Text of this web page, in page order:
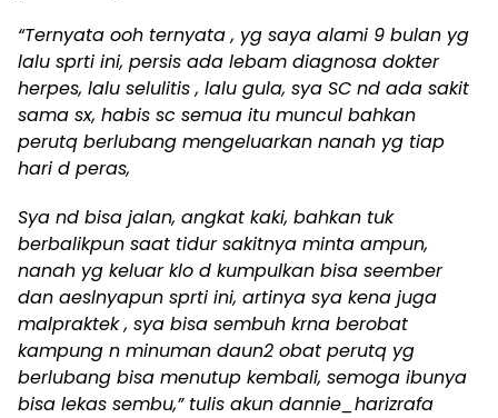
“Ternyata ooh ternyata , yg saya alami 9 bulan yg
lalu sprti ini, persis ada lebam diagnosa dokter
herpes, lalu selulitis , lalu gula, sya SC nd ada sakit
sama sx, habis sc semua itu muncul bahkan
perutq berlubang mengeluarkan nanah yg tiap
hari d peras,
Sya nd bisa jalan, angkat kaki, bahkan tuk
berbalikpun saat tidur sakitnya minta ampun,
nanah yg keluar klo d kumpulkan bisa seember
dan aeslnyapun sprti ini, artinya sya kena juga
malpraktek , sya bisa sembuh krna berobat
kampung n minuman daun2 obat perutq yg
berlubang bisa menutup kembali, semoga ibunya
bisa lekas sembu,” tulis akun dannie_harizrafa